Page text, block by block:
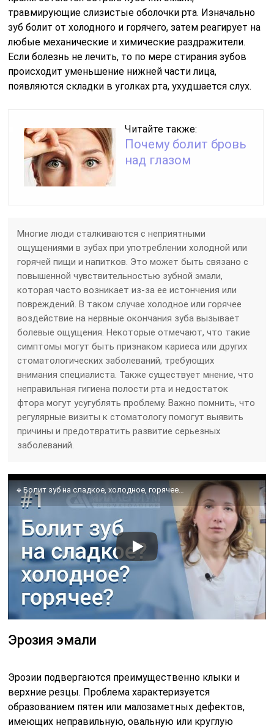
травмирующие слизистые оболочки рта. Изначально
зуб болит от холодного и горячего, затем реагирует на
любые механические и химические раздражители.
Если болезнь не лечить, то по мере стирания зубов
происходит уменьшение нижней части лица,
появляются складки в уголках рта, ухудшается слух.
Читайте также:
Почему болит бровь
над глазом
Многие люди сталкиваются с неприятными
ощущениями в зубах при употреблении холодной или
горячей пищи и напитков. Это может быть связано с
повышенной чувствительностью зубной эмали,
которая часто возникает из-за ее истончения или
повреждений. В таком случае холодное или горячее
воздействие на нервные окончания зуба вызывает
болевые ощущения. Некоторые отмечают, что такие
симптомы могут быть признаком кариеса или других
стоматологических заболеваний, требующих
внимания специалиста. Также существует мнение, что
неправильная гигиена полости рта и недостаток
фтора могут усугублять проблему. Важно помнить, что
регулярные визиты к стоматологу помогут выявить
причины и предотвратить развитие серьезных
заболеваний.
🔹Болит зуб на сладкое, холодное, горячее…
Эрозия эмали
Эрозии подвергаются преимущественно клыки и
верхние резцы. Проблема характеризуется
образованием пятен или малозаметных дефектов,
имеющих неправильную, овальную или круглую